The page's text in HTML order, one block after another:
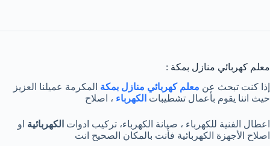
معلم كهربائي منازل بمكة :
إذا كنت تبحث عن معلم كهربائي منازل بمكة المكرمة عميلنا العزيز
حيث اننا يقوم بأعمال تشطيبات الكهرباء ، اصلاح
اعطال الفنية للكهرباء ، صيانة الكهرباء، تركيب ادوات الكهربائية او
اصلاح الأجهزة الكهربائية فأنت بالمكان الصحيح انت